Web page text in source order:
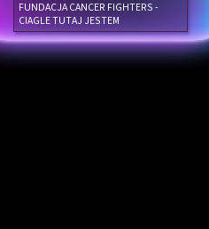
FUNDACJA CANCER FIGHTERS -
CIAGLE TUTAJ JESTEM